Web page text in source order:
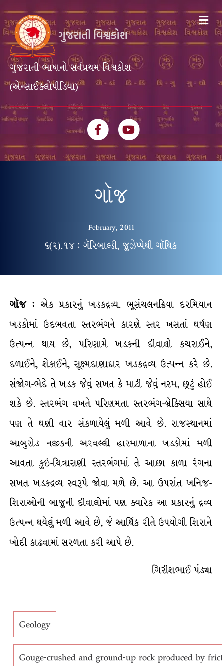
ગુજરાતી ભાષાનો સર્વપ્રથમ વિશ્વકોશ
(એન્સાઈક્લોપીડિયા)
FacebookYoutube
ગૉજ
February, 2011
૬(૨).૧૪ : ગૅરિબાલ્ડી, જુઝેપ્પેથી ગૉથિક
ગૉજ : એક પ્રકારનું ખડકદ્રવ્ય. ભૂસંચલનક્રિયા દરમિયાન
ખડકોમાં ઉદભવતા સ્તરભંગને કારણે સ્તર ખસતાં ઘર્ષણ
ઉત્પન્ન થાય છે, પરિણામે ખડકની દીવાલો કચરાઈને,
દળાઈને, શેકાઈને, સૂક્ષ્મદાણાદાર ખડકદ્રવ્ય ઉત્પન્ન કરે છે.
સંજોગ-ભેદે તે ખડક જેવું સખત કે માટી જેવું નરમ, છૂટું હોઈ
શકે છે. સ્તરભંગ વખતે પરિણમતા સ્તરભંગ-બ્રેક્સિયા સાથે
પણ તે ઘણી વાર સંકળાયેલું મળી આવે છે. રાજસ્થાનમાં
આબુરોડ નજીકની અરવલ્લી હારમાળાના ખડકોમાં મળી
આવતા કુઇ-ચિત્રાસણી સ્તરભંગમાં તે આછા કાળા રંગના
સખત ખડકદ્રવ્ય સ્વરૂપે જોવા મળે છે. આ ઉપરાંત ખનિજ-
શિરાઓની બાજુની દીવાલોમાં પણ ક્યારેક આ પ્રકારનું દ્રવ્ય
ઉત્પન્ન થયેલું મળી આવે છે, જે આર્થિક રીતે ઉપયોગી શિરાને
ખોદી કાઢવામાં સરળતા કરી આપે છે.
ગિરીશભાઈ પંડ્યા
Geology
Gouge-crushed and ground-up rock produced by